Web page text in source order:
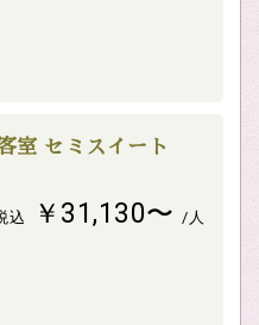
室 セミスイート
込 ￥31,130〜 /人